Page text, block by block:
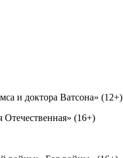
и доктора Ватсона» (12+)
Отечественная» (16+)